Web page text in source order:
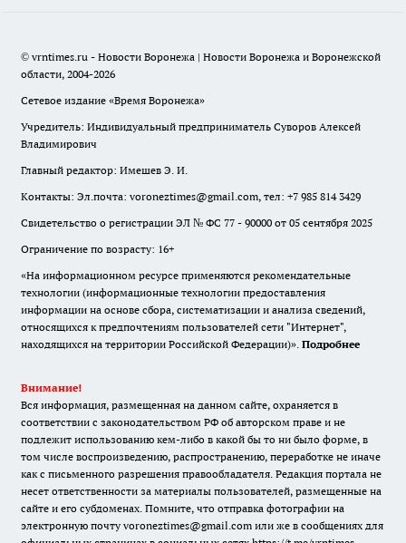
© vrntimes.ru - Новости Воронежа | Новости Воронежа и Воронежской
области, 2004-2026
Сетевое издание «Время Воронежа»
Учредитель: Индивидуальный предприниматель Суворов Алексей
Владимирович
Главный редактор: Имешев Э. И.
Контакты: Эл.почта: voroneztimes@gmail.com, тел: +7 985 814 3429
Свидетельство о регистрации ЭЛ № ФС 77 - 90000 от 05 сентября 2025
Ограничение по возрасту: 16+
«На информационном ресурсе применяются рекомендательные
технологии (информационные технологии предоставления
информации на основе сбора, систематизации и анализа сведений,
относящихся к предпочтениям пользователей сети "Интернет",
находящихся на территории Российской Федерации)». Подробнее
Внимание!
Вся информация, размещенная на данном сайте, охраняется в
соответствии с законодательством РФ об авторском праве и не
подлежит использованию кем-либо в какой бы то ни было форме, в
том числе воспроизведению, распространению, переработке не иначе
как с письменного разрешения правообладателя. Редакция портала не
несет ответственности за материалы пользователей, размещенные на
сайте и его субдоменах. Помните, что отправка фотографии на
электронную почту voroneztimes@gmail.com или же в сообщениях для